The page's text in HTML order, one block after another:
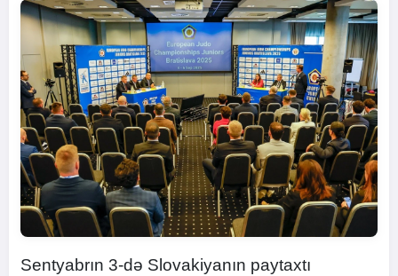
Sentyabrın 3-də Slovakiyanın paytaxtı